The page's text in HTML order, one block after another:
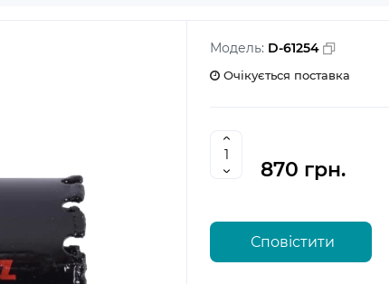
Модель: D-61254
Очікується поставка
870 грн.
Сповістити